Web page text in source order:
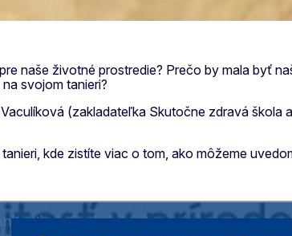
naše životné prostredie? Prečo by mala byť
svojom tanieri?
(zakladateľka Skutočne zdravá škola
kde zistíte viac o tom, ako môžeme